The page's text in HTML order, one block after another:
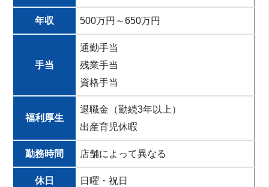
年収 500万円～650万円
手当
通勤手当
残業手当
資格手当
福利厚生
退職金（勤続3年以上）
出産育児休暇
勤務時間 店舗によって異なる
休日 日曜・祝日